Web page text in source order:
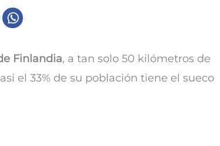
Finlandia, a tan solo 50 kilómetros de
el 33% de su población tiene el sueco